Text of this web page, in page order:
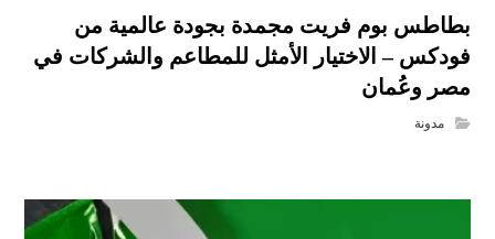
بطاطس بوم فريت مجمدة بجودة عالمية من
فودكس – الاختيار الأمثل للمطاعم والشركات في
مصر وعُمان
مدونة